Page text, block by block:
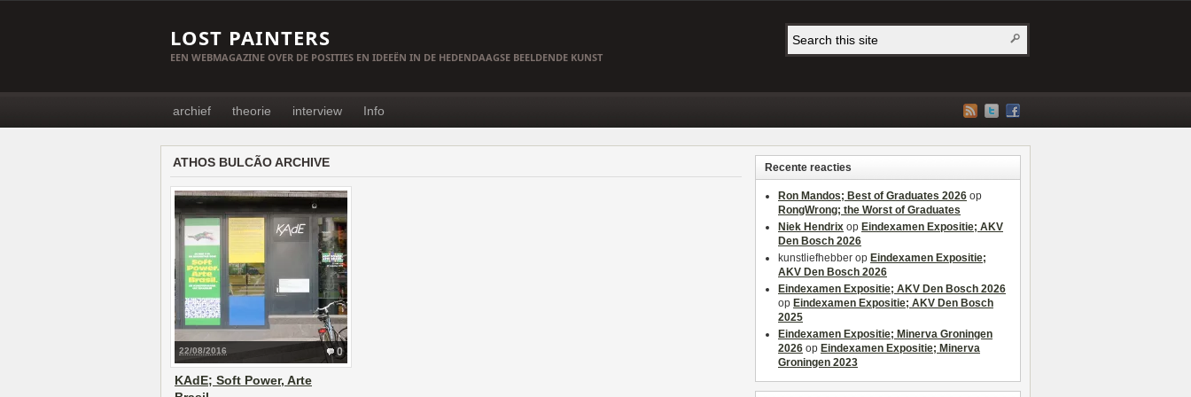
LOST PAINTERS
EEN WEBMAGAZINE OVER DE POSITIES EN IDEEËN IN DE HEDENDAAGSE BEELDENDE KUNST
archief theorie interview Info
ATHOS BULCÃO ARCHIVE
0
22/08/2016
KAdE; Soft Power, Arte
Recente reacties
Ron Mandos; Best of Graduates 2026 op
RongWrong; the Worst of Graduates
Niek Hendrix op Eindexamen Expositie; AKV
Den Bosch 2026
kunstliefhebber op Eindexamen Expositie;
AKV Den Bosch 2026
Eindexamen Expositie; AKV Den Bosch 2026
op Eindexamen Expositie; AKV Den Bosch
2025
Eindexamen Expositie; Minerva Groningen
2026 op Eindexamen Expositie; Minerva
Groningen 2023